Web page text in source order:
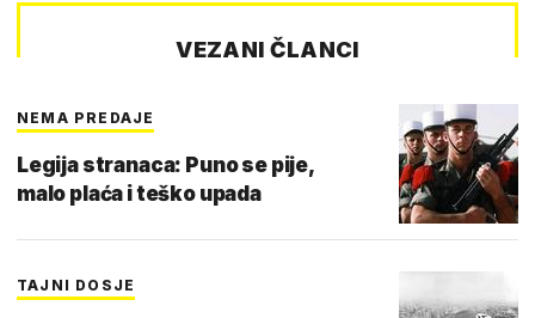
VEZANI ČLANCI
NEMA PREDAJE
Legija stranaca: Puno se pije,
malo plaća i teško upada
TAJNI DOSJE